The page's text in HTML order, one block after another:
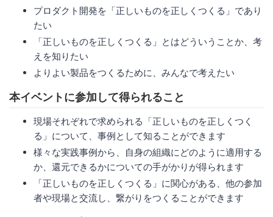
プロダクト開発を「正しいものを正しくつくる」であり
たい
「正しいものを正しくつくる」とはどういうことか、考
えを知りたい
よりよい製品をつくるために、みんなで考えたい
本イベントに参加して得られること
現場それぞれで求められる「正しいものを正しくつく
る」について、事例として知ることができます
様々な実践事例から、自身の組織にどのように適用する
か、還元できるかについての手がかりが得られます
「正しいものを正しくつくる」に関心がある、他の参加
者や現場と交流し、繋がりをつくることができます